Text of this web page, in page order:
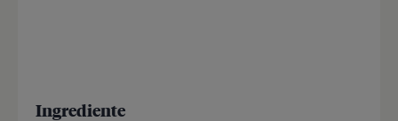
Ingrediente